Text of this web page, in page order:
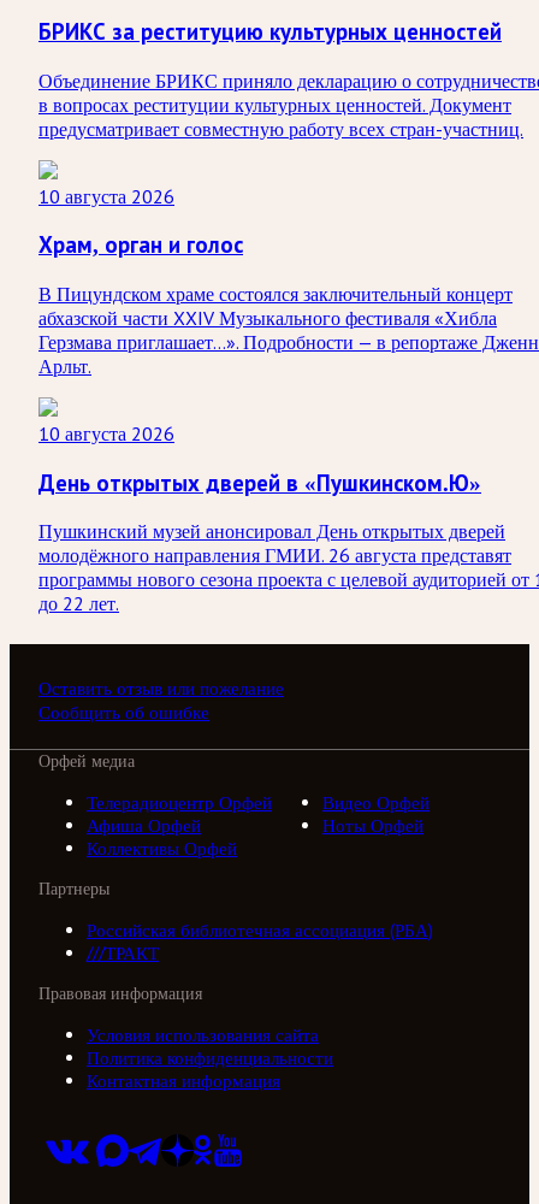
БРИКС за реституцию культурных ценностей
Объединение БРИКС приняло декларацию о
в вопросах реституции культурных ценностей. Документ
предусматривает совместную работу всех стран-участниц.
10 августа 2026
Храм, орган и голос
В Пицундском храме состоялся заключительный концерт
абхазской части XXIV Музыкального фестиваля «Хибла
Герзмава приглашает…». Подробности — в репортаже
Арльт.
10 августа 2026
День открытых дверей в «Пушкинском.Ю»
Пушкинский музей анонсировал День открытых дверей
молодёжного направления ГМИИ. 26 августа представят
программы нового сезона проекта с целевой аудиторией от
до 22 лет.
Оставить отзыв или пожелание
Сообщить об ошибке
Орфей медиа
Телерадиоцентр Орфей
Видео Орфей
Афиша Орфей
Ноты Орфей
Коллективы Орфей
Партнеры
Российская библиотечная ассоциация (РБА)
///ТРАКТ
Правовая информация
Условия использования сайта
Политика конфиденциальности
Контактная информация